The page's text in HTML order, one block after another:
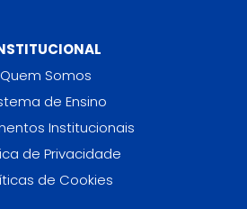
Quem Somos
de Ensino
Institucionais
de Privacidade
de Cookies